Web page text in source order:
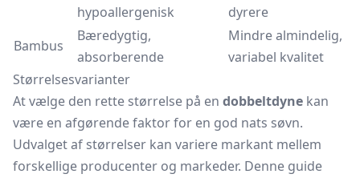
hypoallergenisk
dyrere
Bambus
Bæredygtig,
absorberende
Mindre almindelig,
variabel kvalitet
Størrelsesvarianter
At vælge den rette størrelse på en dobbeltdyne kan
være en afgørende faktor for en god nats søvn.
Udvalget af størrelser kan variere markant mellem
forskellige producenter og markeder. Denne guide